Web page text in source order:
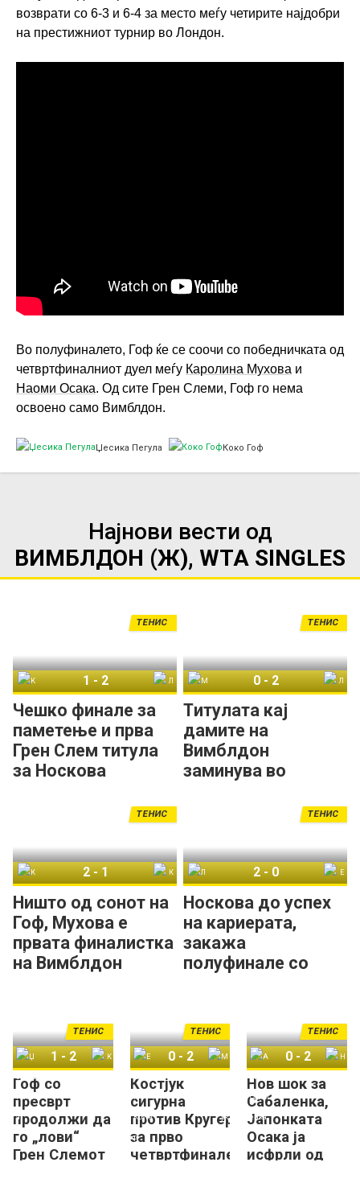
возврати со 6-3 и 6-4 за место меѓу четирите најдобри
на престижниот турнир во Лондон.
Во полуфиналето, Гоф ќе се соочи со победничката од
четвртфиналниот дуел меѓу Каролина Мухова и
Наоми Осака. Од сите Грен Слеми, Гоф го нема
освоено само Вимблдон.
Џесика Пегула Коко Гоф
Најнови вести од
ВИМБЛДОН (Ж), WTA SINGLES
Чешко финале за
паметење и прва
Грен Слем титула
за Носкова
ТЕНИС
1 - 2
Титулата кај
дамите на
Вимблдон
заминува во
ТЕНИС
0 - 2
Ништо од сонот на
Гоф, Мухова е
првата финалистка
на Вимблдон
ТЕНИС
2-1
Носкова до успех
на кариерата,
закажа
полуфинале со
ТЕНИС
2-0
Гоф со
пресврт
продолжи да
го „лови“
Грен Слемот
ТЕНИС
Џесика Пегула
1 - 2
Костјук
сигурна
против Кругер
за прво
четвртфинале
ТЕНИС
Ешлин Кругер
0- 2
Нов шок за
Сабаленка,
Јапонката
Осака ја
исфрли од
ТЕНИС
Арина Сабаленка
0- 2